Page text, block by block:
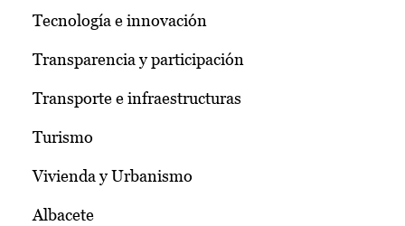
Tecnología e innovación
Transparencia y participación
Transporte e infraestructuras
Turismo
Vivienda y Urbanismo
Albacete